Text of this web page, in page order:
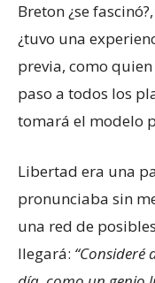
Breton ¿se
¿tuvo una
previa, como
paso a todos los
tomará el modelo
Libertad era una
pronunciaba sin
una red de
llegará: